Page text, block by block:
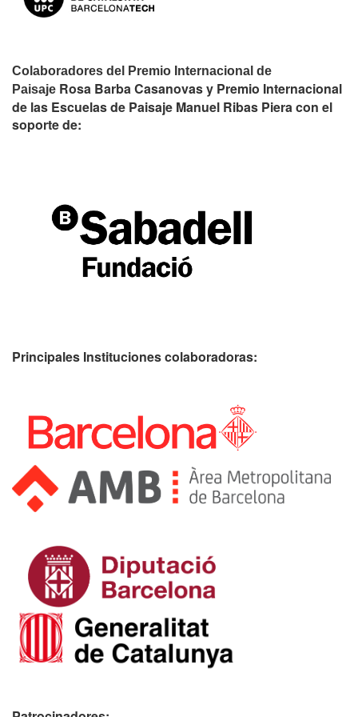
Colaboradores del Premio Internacional de
Paisaje Rosa Barba Casanovas y Premio Internacional
de las Escuelas de Paisaje Manuel Ribas Piera con el
soporte de:
Principales Instituciones colaboradoras: